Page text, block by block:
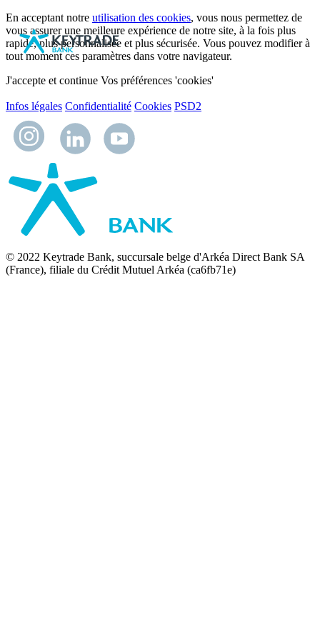
En acceptant notre utilisation des cookies, vous nous permettez de
vous assurer une meilleure expérience de notre site, à la fois plus
rapide, plus personnalisée et plus sécurisée. Vous pouvez modifier à
tout moment ces paramètres dans votre navigateur.
J'accepte et continue Vos préférences 'cookies'
Infos légales Confidentialité Cookies PSD2
© 2022 Keytrade Bank, succursale belge d'Arkéa Direct Bank SA
(France), filiale du Crédit Mutuel Arkéa (ca6fb71e)